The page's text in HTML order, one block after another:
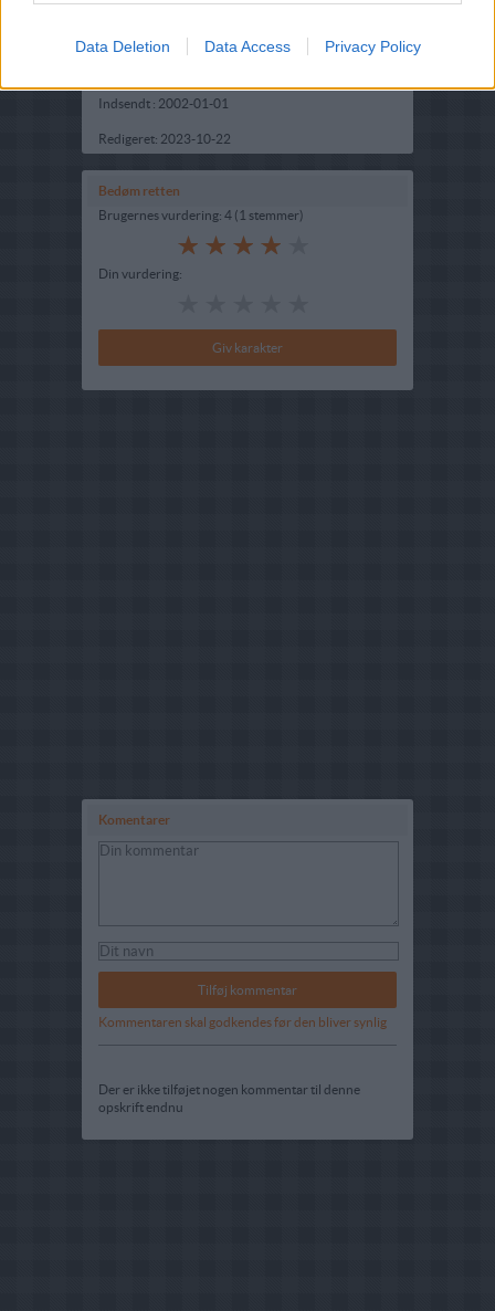
Data Deletion Data Access Privacy Policy
Opskriftsinfo
Indsendt : 2002-01-01
Redigeret: 2023-10-22
Bedøm retten
Brugernes vurdering: 4 (1 stemmer)
Din vurdering:
Komentarer
Kommentaren skal godkendes før den bliver synlig
Der er ikke tilføjet nogen kommentar til denne
opskrift endnu